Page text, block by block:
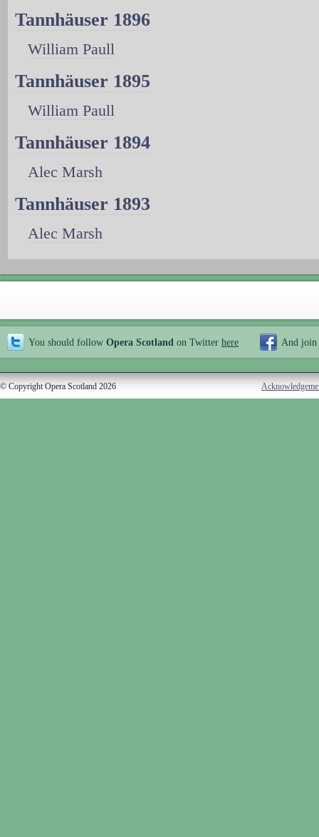
Tannhäuser 1896
William Paull
Tannhäuser 1895
William Paull
Tannhäuser 1894
Alec Marsh
Tannhäuser 1893
Alec Marsh
You should follow Opera Scotland on Twitter here And join
© Copyright Opera Scotland 2026